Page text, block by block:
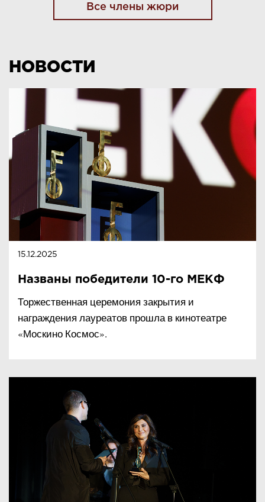
Все члены жюри
НОВОСТИ
15.12.2025
Названы победители 10-го МЕКФ
Торжественная церемония закрытия и
награждения лауреатов прошла в кинотеатре
«Москино Космос».